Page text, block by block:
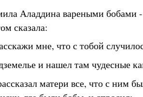
Аладдина вареными бобами
сказала:
мне, что с тобой
и нашел там чудесные
матери все, что с ним